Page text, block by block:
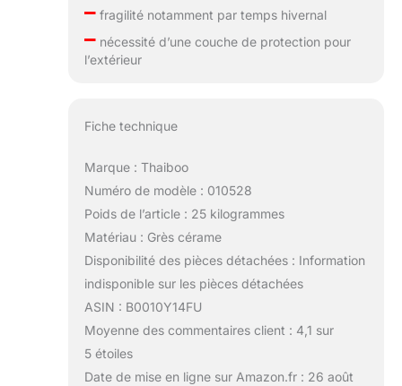
–fragilité notamment par temps hivernal
–nécessité d’une couche de protection pour
l’extérieur
Fiche technique
Marque : Thaiboo
Numéro de modèle : 010528
Poids de l’article : 25 kilogrammes
Matériau : Grès cérame
Disponibilité des pièces détachées : Information
indisponible sur les pièces détachées
ASIN : B0010Y14FU
Moyenne des commentaires client : 4,1 sur
5 étoiles
Date de mise en ligne sur Amazon.fr : 26 août